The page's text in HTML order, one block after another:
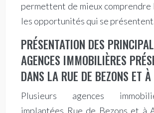
permettent de mieux comprendre
les opportunités qui se
PRÉSENTATION DES
AGENCES IMMOBILIÈRES
DANS LA RUE DE BEZONS ET
Plusieurs agences
implantées Rue de Bezons et à